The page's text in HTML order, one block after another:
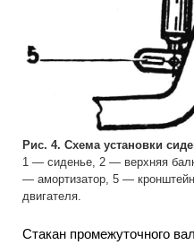
Рис. 4. Схема установки
1 — сиденье, 2 — верхняя
— амортизатор, 5 —
двигателя.
Стакан промежуточного